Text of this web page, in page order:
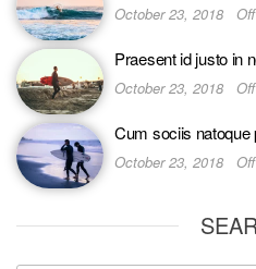
October 23, 2018 Off
Praesent id justo in
October 23, 2018 Off
Cum sociis natoque
October 23, 2018 Off